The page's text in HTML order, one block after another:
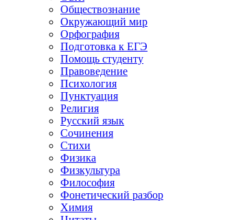
Обществознание
Окружающий мир
Орфография
Подготовка к ЕГЭ
Помощь студенту
Правоведение
Психология
Пунктуация
Религия
Русский язык
Сочинения
Стихи
Физика
Физкультура
Философия
Фонетический разбор
Химия